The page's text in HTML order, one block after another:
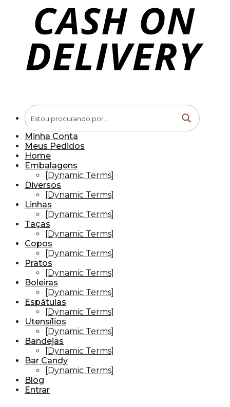
Minha Conta
Meus Pedidos
Home
Embalagens
[Dynamic Terms]
Diversos
[Dynamic Terms]
Linhas
[Dynamic Terms]
Taças
[Dynamic Terms]
Copos
[Dynamic Terms]
Pratos
[Dynamic Terms]
Boleiras
[Dynamic Terms]
Espátulas
[Dynamic Terms]
Utensílios
[Dynamic Terms]
Bandejas
[Dynamic Terms]
Bar Candy
[Dynamic Terms]
Blog
Entrar